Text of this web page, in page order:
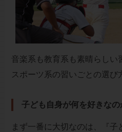
音楽系も教育系も素晴らしい
スポーツ系の習いごとの選び
子ども自身が何を好きな
まず一番に大切なのは、『子